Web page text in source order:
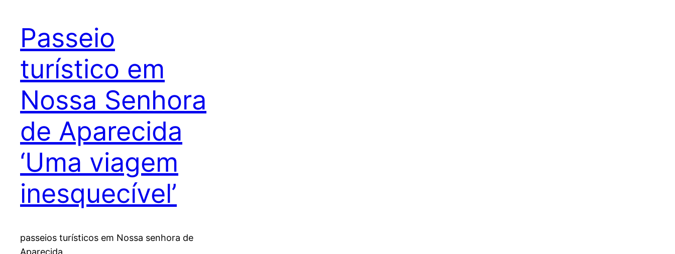
Passeio
turístico em
Nossa Senhora
de Aparecida
‘Uma viagem
inesquecível’
passeios turísticos em Nossa senhora de
Aparecida